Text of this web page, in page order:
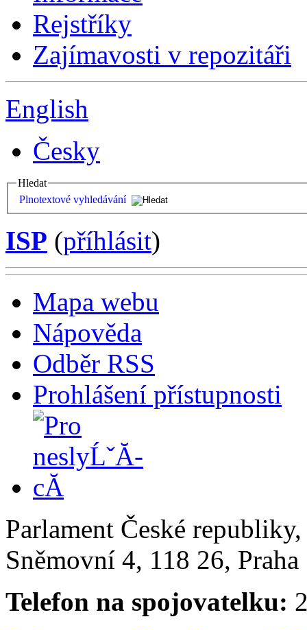
Rejstříky
Zajímavosti v repozitáři
English
Česky
Hledat
Plnotextové vyhledávání
ISP (příhlásit)
Mapa webu
Nápověda
Odběr RSS
Prohlášení přístupnosti
Parlament České
Sněmovní 4, 118 26,
Telefon na spojovatelku: